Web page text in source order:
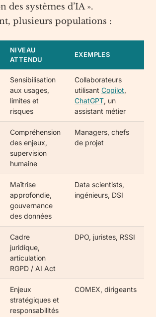
des systèmes d’IA ».
plusieurs populations :
NIVEAU
ATTENDU
EXEMPLES
Sensibilisation
aux usages,
limites et
risques
Collaborateurs
utilisant Copilot,
ChatGPT, un
assistant métier
Compréhension
des enjeux,
supervision
humaine
Managers, chefs
de projet
Maîtrise
approfondie,
gouvernance
des données
Data scientists,
ingénieurs, DSI
Cadre
juridique,
articulation
RGPD / AI Act
DPO, juristes, RSSI
Enjeux
stratégiques et
responsabilités
COMEX, dirigeants